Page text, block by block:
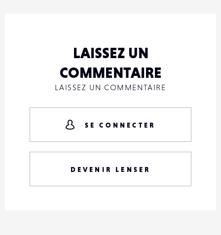
LAISSEZ UN
COMMENTAIRE
LAISSEZ UN COMMENTAIRE
SE CONNECTER
DEVENIR LENSER